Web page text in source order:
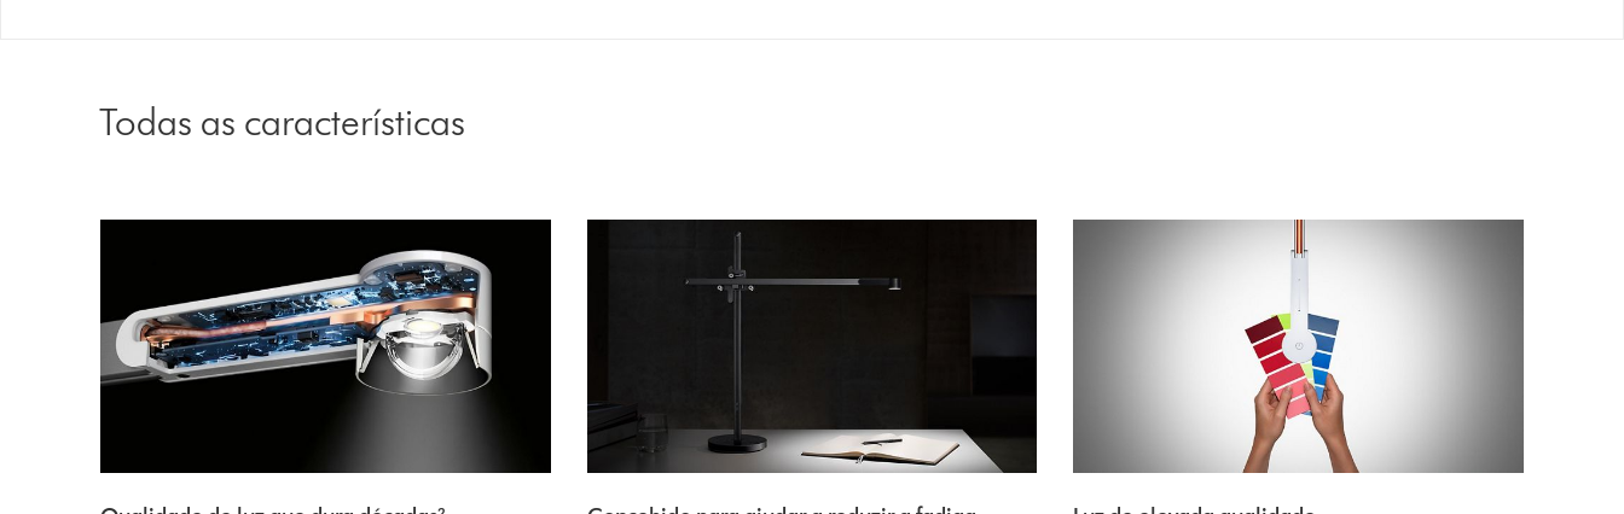
Todas as características